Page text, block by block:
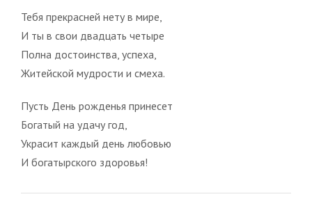
Тебя прекрасней нету в мире,
И ты в свои двадцать четыре
Полна достоинства, успеха,
Житейской мудрости и смеха.
Пусть День рожденья принесет
Богатый на удачу год,
Украсит каждый день любовью
И богатырского здоровья!